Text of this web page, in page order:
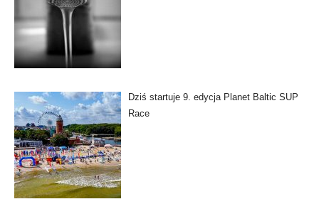
Dziś startuje 9. edycja Planet Baltic SUP
Race